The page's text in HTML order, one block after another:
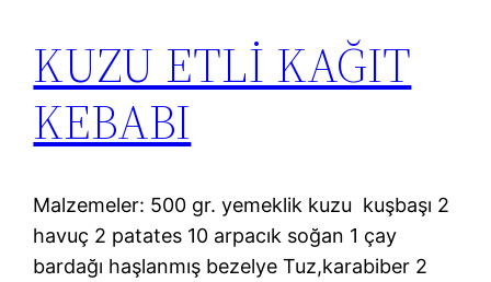
KUZU ETLİ KAĞIT
KEBABI
Malzemeler: 500 gr. yemeklik kuzu kuşbaşı 2
havuç 2 patates 10 arpacık soğan 1 çay
bardağı haşlanmış bezelye Tuz,karabiber 2